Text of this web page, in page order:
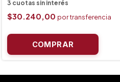
$30.240,00